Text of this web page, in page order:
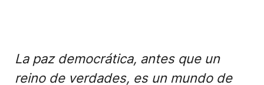
La paz democrática, antes que un
reino de verdades, es un mundo de